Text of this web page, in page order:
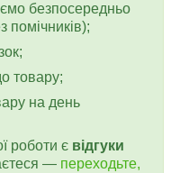
безпосередньо
помічників);
товару;
на день
роботи є відгуки
— переходьте,